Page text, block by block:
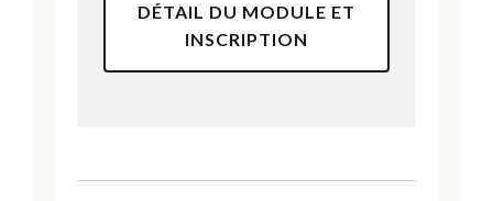
DÉTAIL DU MODULE ET
INSCRIPTION